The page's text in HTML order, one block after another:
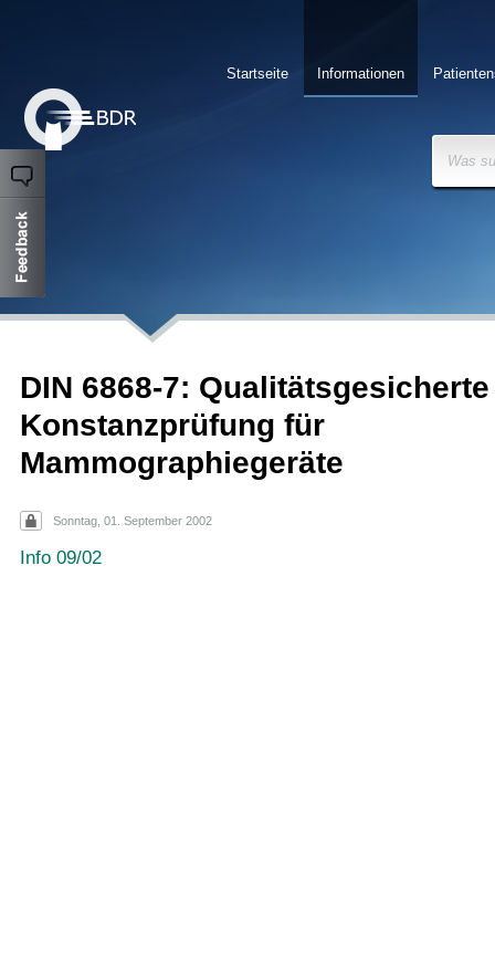
Informationen
Startseite
Was
DIN 6868-7: Qualitätsgesicherte
Konstanzprüfung für
Mammographiegeräte
Sonntag, 01. September 2002
Info 09/02